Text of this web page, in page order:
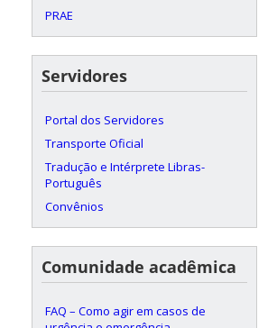
PRAE
Servidores
Portal dos Servidores
Transporte Oficial
Tradução e Intérprete Libras-
Português
Convênios
Comunidade acadêmica
FAQ – Como agir em casos de